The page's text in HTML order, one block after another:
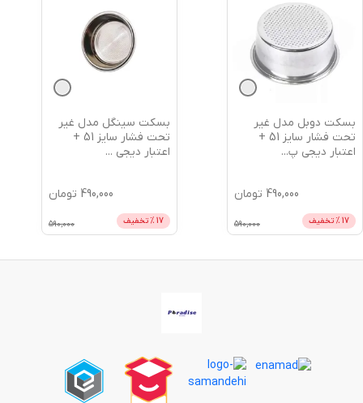
بسکت دوبل مدل غیر
تحت فشار سایز 51 +
اعتبار دیجی پ...
490,000 تومان
17 % تخفیف 590,000
بسکت سینگل مدل غیر
تحت فشار سایز 51 +
اعتبار دیجی ...
490,000 تومان
17 % تخفیف 590,000